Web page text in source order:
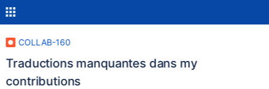
COLLAB-160
Traductions manquantes dans my
contributions